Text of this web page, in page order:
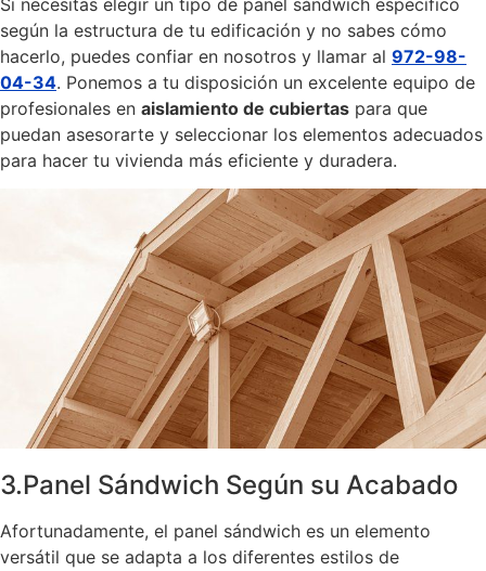
según la estructura de tu edificación y no sabes cómo
hacerlo, puedes confiar en nosotros y llamar al 972-98-
04-34. Ponemos a tu disposición un excelente equipo de
profesionales en aislamiento de cubiertas para que
puedan asesorarte y seleccionar los elementos adecuados
para hacer tu vivienda más eficiente y duradera.
3.Panel Sándwich Según su Acabado
Afortunadamente, el panel sándwich es un elemento
versátil que se adapta a los diferentes estilos de